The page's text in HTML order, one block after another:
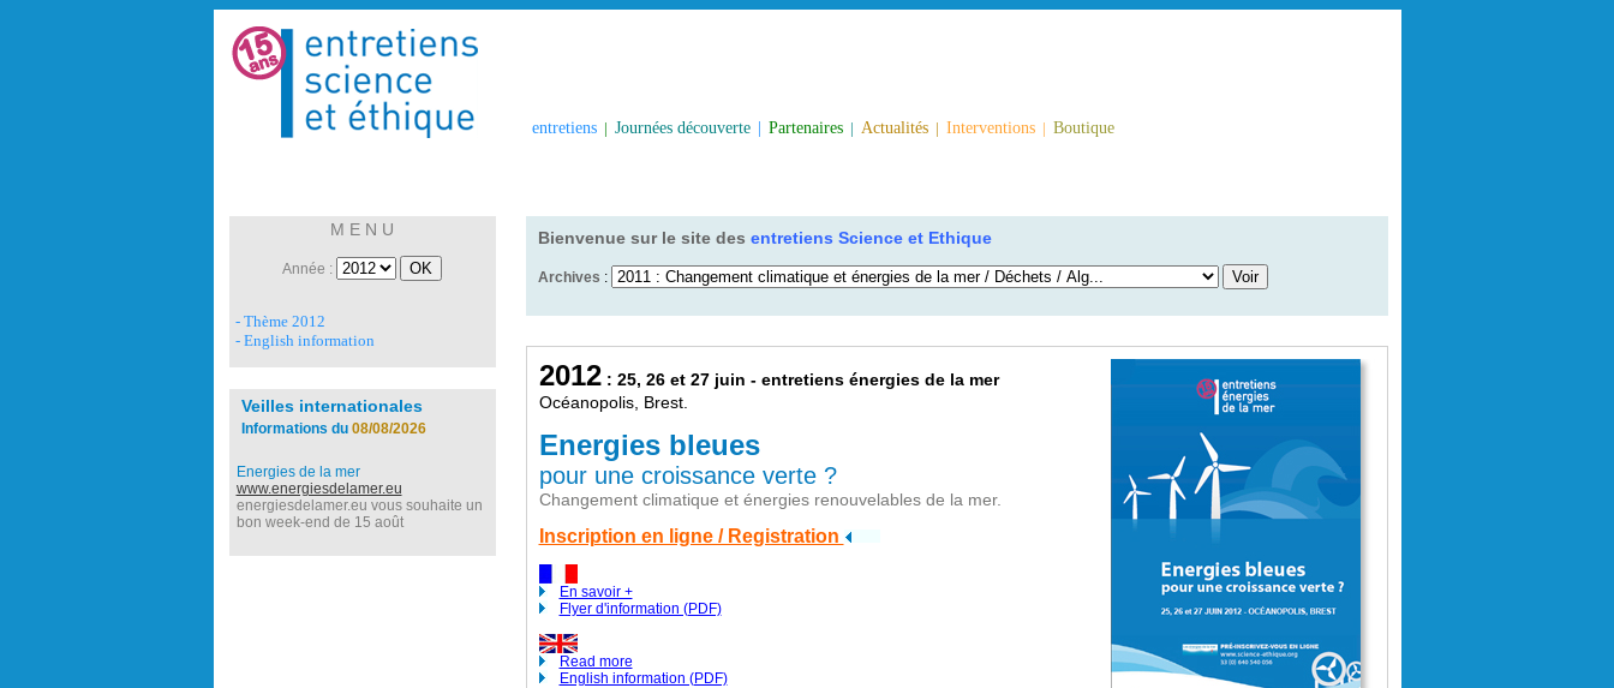
entretiens | Journées découverte Partenaires | Actualités | Interventions | Boutique
M E N U
Année :
- Thème 2012
- English information
Veilles internationales
Informations du 08/08/2026
Energies de la mer
www.energiesdelamer.eu
energiesdelamer.eu vous souhaite un
bon week-end de 15 août
Bienvenue sur le site des entretiens Science et Ethique
Archives :
2012: 25, 26 et 27 juin - entretiens énergies de la mer
Océanopolis, Brest.
Energies bleues
pour une croissance verte ?
Changement climatique et énergies renouvelables de la mer.
Inscription en ligne / Registration
En savoir +
Flyer d'information (PDF)
Read more
English information (PDF)